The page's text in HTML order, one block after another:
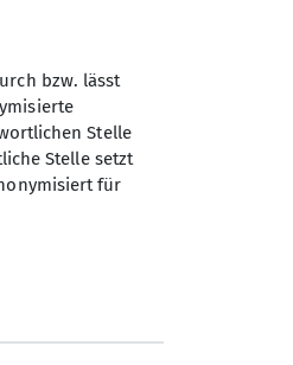
des
e.V.
bzw. lässt
Stelle
Stelle setzt
für